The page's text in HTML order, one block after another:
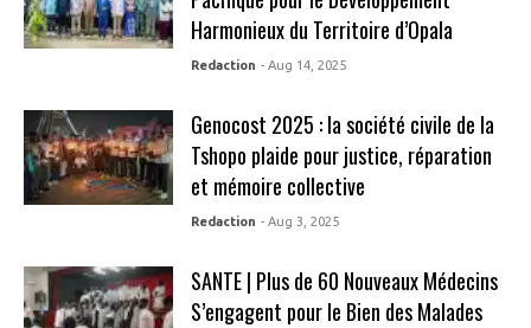
Harmonieux du Territoire d’Opala
Redaction - Aug 14, 2025
Genocost 2025 : la société civile de la
Tshopo plaide pour justice, réparation
et mémoire collective
Redaction - Aug 3, 2025
SANTE | Plus de 60 Nouveaux Médecins
S’engagent pour le Bien des Malades